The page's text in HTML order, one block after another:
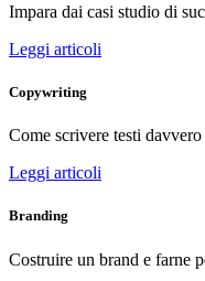
Impara dai casi studio di
Leggi articoli
Copywriting
Come scrivere testi
Leggi articoli
Branding
Costruire un brand e farne